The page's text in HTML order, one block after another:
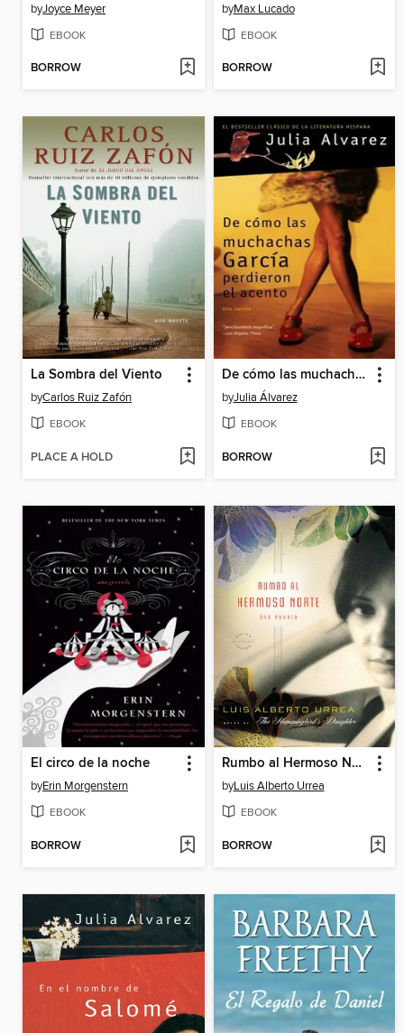
byJoyce Meyer
EBOOK
BORROW
byMax Lucado
EBOOK
BORROW
La Sombra del Viento
byCarlos Ruiz Zafón
EBOOK
PLACE A HOLD
De cómo las muchachas García perdieron el acento
byJulia Álvarez
EBOOK
BORROW
El circo de la noche
byErin Morgenstern
EBOOK
BORROW
Rumbo al Hermoso Norte
byLuis Alberto Urrea
EBOOK
BORROW